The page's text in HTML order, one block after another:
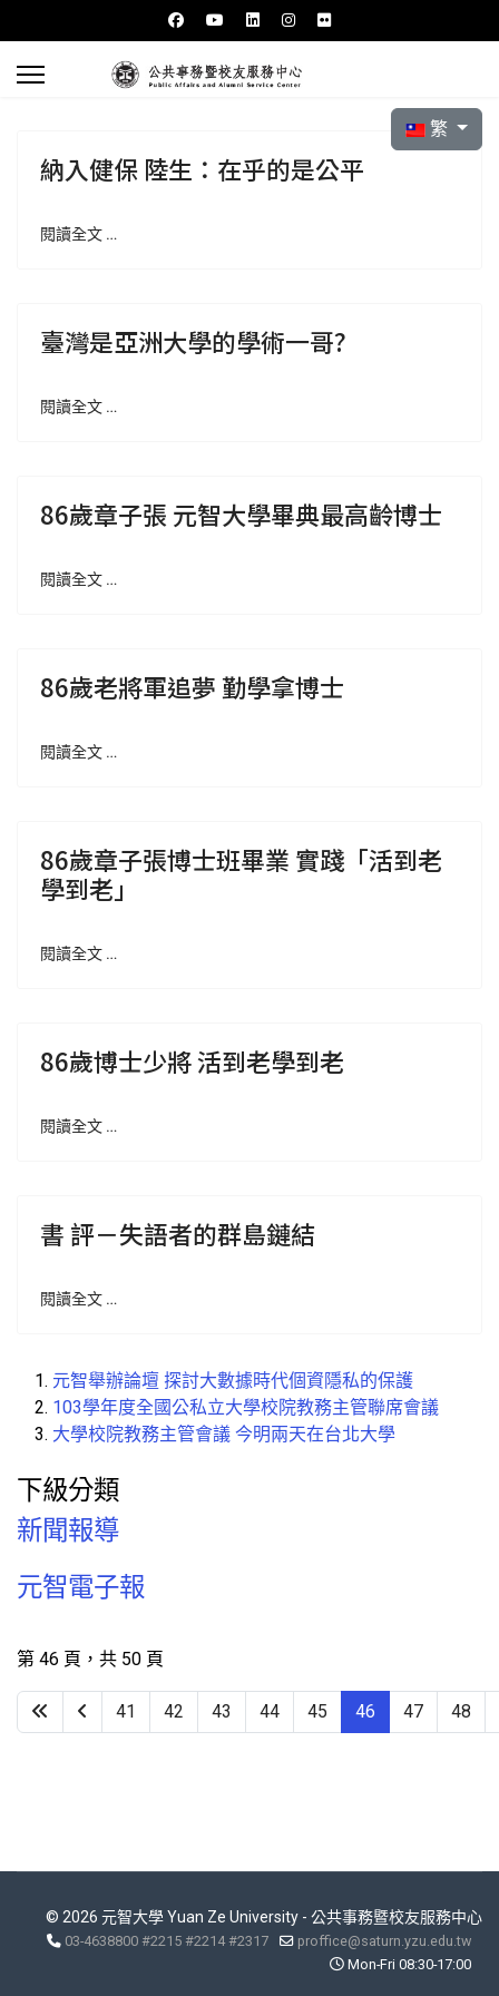
選擇你的語言
繁
納入健保 陸生：在乎的是公平
閱讀全文 …
臺灣是亞洲大學的學術一哥?
閱讀全文 …
86歲章子張 元智大學畢典最高齡博士
閱讀全文 …
86歲老將軍追夢 勤學拿博士
閱讀全文 …
86歲章子張博士班畢業 實踐「活到老
學到老」
閱讀全文 …
86歲博士少將 活到老學到老
閱讀全文 …
書 評－失語者的群島鏈結
閱讀全文 …
元智舉辦論壇 探討大數據時代個資隱私的保護
103學年度全國公私立大學校院教務主管聯席會議
大學校院教務主管會議 今明兩天在台北大學
下級分類
新聞報導
元智電子報
第 46 頁，共 50 頁
41 42 43 44 45 46 47 48
© 2026 元智大學 Yuan Ze University - 公共事務暨校友服務中心
03-4638800 #2215 #2214 #2317
proffice@saturn.yzu.edu.tw
Mon-Fri 08:30-17:00